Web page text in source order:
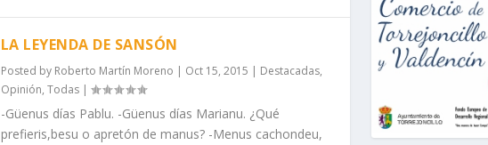
LA LEYENDA DE SANSÓN
Posted by Roberto Martín Moreno | Oct 15, 2015 | Destacadas,
Opinión, Todas|
-Güenus días Pablu. -Güenus días Marianu. ¿Qué
prefieris,besu o apretón de manus? -Menus cachondeu,